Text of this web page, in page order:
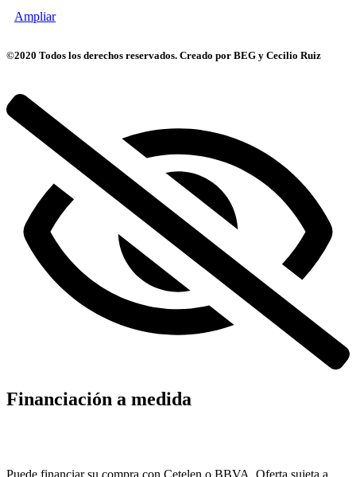
Ampliar
©2020 Todos los derechos reservados. Creado por BEG y Cecilio Ruiz
Financiación a medida
Puede financiar su compra con Cetelen o BBVA. Oferta sujeta a